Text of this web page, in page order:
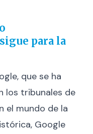
para la
que se ha
los tribunales de
el mundo de la
Google